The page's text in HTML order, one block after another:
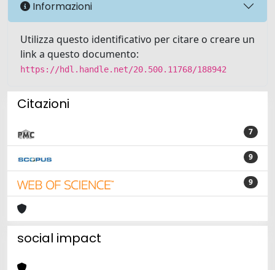
Informazioni
Utilizza questo identificativo per citare o creare un
link a questo documento:
https://hdl.handle.net/20.500.11768/188942
Citazioni
7
9
9
social impact